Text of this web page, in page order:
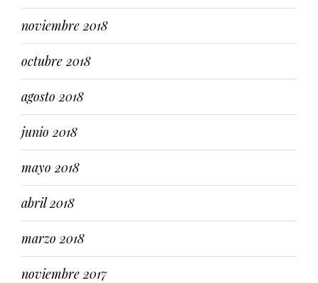
noviembre 2018
octubre 2018
agosto 2018
junio 2018
mayo 2018
abril 2018
marzo 2018
noviembre 2017